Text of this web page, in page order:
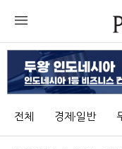
전체 경제∙일반